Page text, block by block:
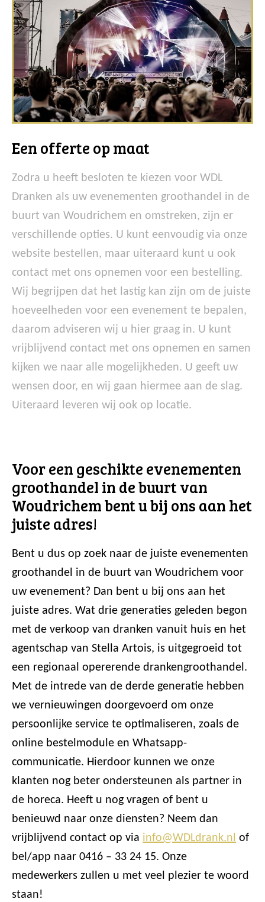
Een offerte op maat
Zodra u heeft besloten te kiezen voor WDL
Dranken als uw evenementen groothandel in de
buurt van Woudrichem en omstreken, zijn er
verschillende opties. U kunt eenvoudig via onze
website bestellen, maar uiteraard kunt u ook
contact met ons opnemen voor een bestelling.
Wij begrijpen dat het lastig kan zijn om de juiste
hoeveelheden voor een evenement te bepalen,
daarom adviseren wij u hier graag in. U kunt
vrijblijvend contact met ons opnemen en samen
kijken we naar alle mogelijkheden. U geeft uw
wensen door, en wij gaan hiermee aan de slag.
Uiteraard leveren wij ook op locatie.
Voor een geschikte evenementen
groothandel in de buurt van
Woudrichem bent u bij ons aan het
juiste adres!
Bent u dus op zoek naar de juiste evenementen
groothandel in de buurt van Woudrichem voor
uw evenement? Dan bent u bij ons aan het
juiste adres. Wat drie generaties geleden begon
met de verkoop van dranken vanuit huis en het
agentschap van Stella Artois, is uitgegroeid tot
een regionaal opererende drankengroothandel.
Met de intrede van de derde generatie hebben
we vernieuwingen doorgevoerd om onze
persoonlijke service te optimaliseren, zoals de
online bestelmodule en Whatsapp-
communicatie. Hierdoor kunnen we onze
klanten nog beter ondersteunen als partner in
de horeca. Heeft u nog vragen of bent u
benieuwd naar onze diensten? Neem dan
vrijblijvend contact op via info@WDLdrank.nl of
bel/app naar 0416 – 33 24 15. Onze
medewerkers zullen u met veel plezier te woord
staan!